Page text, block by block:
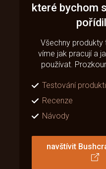
které bychom
Všechny produkty
víme jak pracují a
používat.
Testování
Recenze
Návody
navštívit